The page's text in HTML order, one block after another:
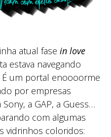
atual fase in love
estava navegando
É um portal enoooorme
por empresas
a GAP, a Guess…
com algumas
vidrinhos coloridos: